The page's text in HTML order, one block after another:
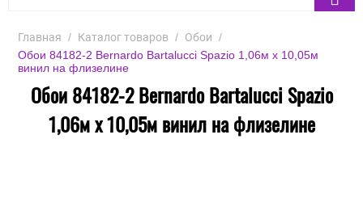
Главная / Каталог товаров / Обои /
Обои 84182-2 Bernardo Bartalucci Spazio 1,06м х 10,05м
винил на флизелине
Обои 84182-2 Bernardo Bartalucci Spazio
1,06м х 10,05м винил на флизелине